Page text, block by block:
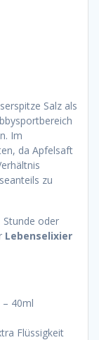
Salz als
Im
da Apfelsaft
zu
Stunde oder
Lebenselixier
– 40ml
Flüssigkeit